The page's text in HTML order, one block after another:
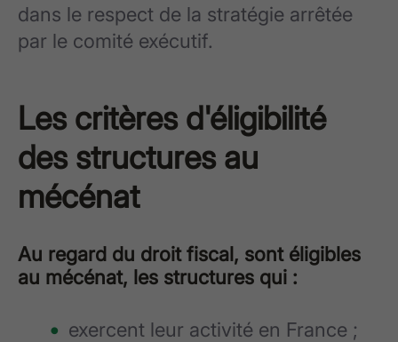
dans le respect de la stratégie arrêtée
par le comité exécutif.
Les critères d'éligibilité
des structures au
mécénat
Au regard du droit fiscal, sont éligibles
au mécénat, les structures qui :
exercent leur activité en France ;